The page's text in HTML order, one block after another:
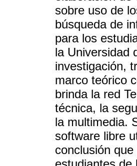
sobre uso de
búsqueda de
para los
la Universidad
investigación,
marco teórico
brinda la red
técnica, la
la multimedia.
software libre
conclusión